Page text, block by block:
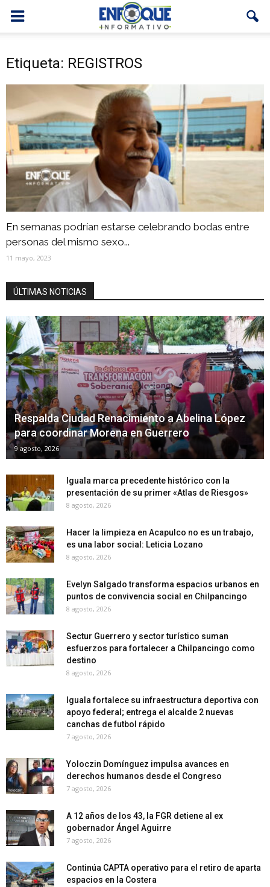
Etiqueta: REGISTROS
En semanas podrían estarse celebrando bodas entre
personas del mismo sexo...
11 mayo, 2023
ÚLTIMAS NOTICIAS
Respalda Ciudad Renacimiento a Abelina López
para coordinar Morena en Guerrero
9 agosto, 2026
Iguala marca precedente histórico con la
presentación de su primer «Atlas de Riesgos»
8 agosto, 2026
Hacer la limpieza en Acapulco no es un trabajo,
es una labor social: Leticia Lozano
8 agosto, 2026
Evelyn Salgado transforma espacios urbanos en
puntos de convivencia social en Chilpancingo
8 agosto, 2026
Sectur Guerrero y sector turístico suman
esfuerzos para fortalecer a Chilpancingo como
destino
8 agosto, 2026
Iguala fortalece su infraestructura deportiva con
apoyo federal; entrega el alcalde 2 nuevas
canchas de futbol rápido
7 agosto, 2026
Yoloczin Domínguez impulsa avances en
derechos humanos desde el Congreso
7 agosto, 2026
A 12 años de los 43, la FGR detiene al ex
gobernador Ángel Aguirre
7 agosto, 2026
Continúa CAPTA operativo para el retiro de aparta
espacios en la Costera